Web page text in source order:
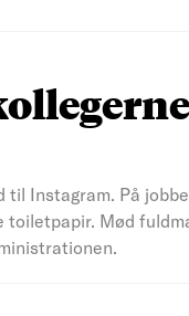
Instagram. På
toiletpapir. Mød